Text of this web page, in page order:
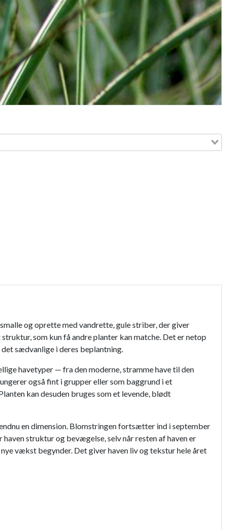
og oprette med vandrette, gule striber, der giver
som kun få andre planter kan matche. Det er netop
sædvanlige i deres beplantning.
havetyper — fra den moderne, stramme have til den
også fint i grupper eller som baggrund i et
kan desuden bruges som et levende, blødt
en dimension. Blomstringen fortsætter ind i september
struktur og bevægelse, selv når resten af haven er
vækst begynder. Det giver haven liv og tekstur hele året